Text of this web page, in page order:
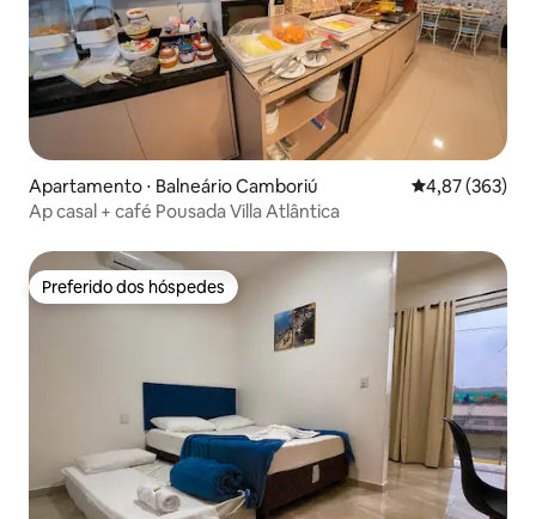
Apartamento ⋅ Balneário Camboriú 4,87 de uma
4,87 (363)
Ap casal + café Pousada Villa Atlântica
Preferido dos hóspedes
Preferido dos hóspedes